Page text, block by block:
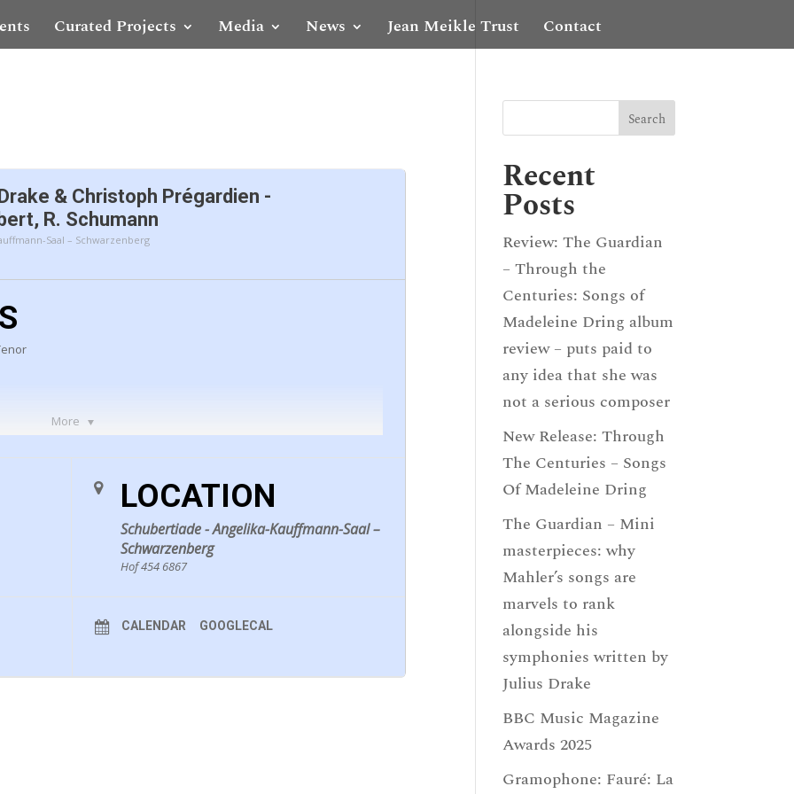
Curated Projects Media News Jean Meikle Trust Contact
& Christoph Prégardien -
R. Schumann
Saal – Schwarzenberg
More
LOCATION
Schubertiade - Angelika-Kauffmann-Saal –
Schwarzenberg
Hof 454 6867
CALENDAR GOOGLECAL
Recent
Posts
Review: The Guardian
– Through the
Centuries: Songs of
Madeleine Dring album
review – puts paid to
any idea that she was
not a serious composer
New Release: Through
The Centuries – Songs
Of Madeleine Dring
The Guardian – Mini
masterpieces: why
Mahler’s songs are
marvels to rank
alongside his
symphonies written by
Julius Drake
BBC Music Magazine
Awards 2025
Gramophone: Fauré: La